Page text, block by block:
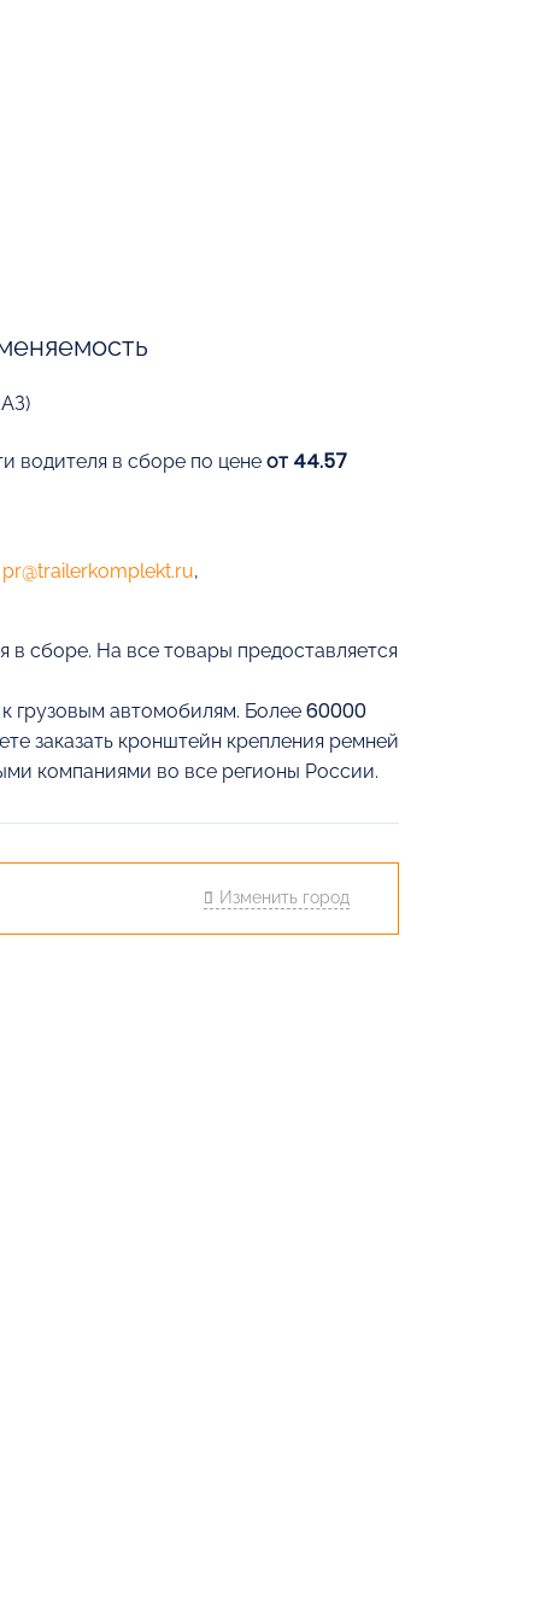
водителя в сборе по цене от 44.57
pr@trailerkomplekt.ru,
в сборе. На все товары предоставляется
грузовым автомобилям. Более 60000
заказать кронштейн крепления ремней
компаниями во все регионы России.
Изменить город